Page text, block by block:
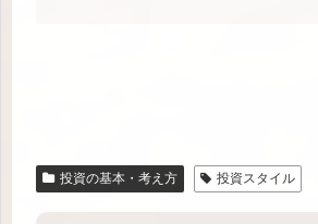
投資の基本・考え方 投資スタイル